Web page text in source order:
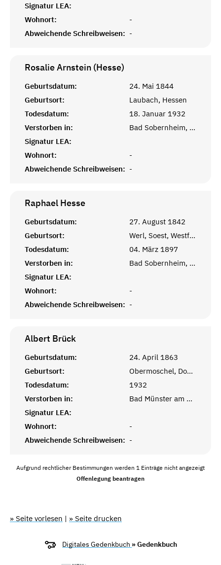
Signatur LEA:
Wohnort:
-
Abweichende Schreibweisen: -
Rosalie Arnstein (Hesse)
Geburtsdatum:
24. Mai 1844
Geburtsort:
Laubach, Hessen
Todesdatum:
18. Januar 1932
Verstorben in:
Bad Sobernheim, Kreuznach, Pfalz
Signatur LEA:
Wohnort:
-
Abweichende Schreibweisen: -
Raphael Hesse
Geburtsdatum:
27. August 1842
Geburtsort:
Werl, Soest, Westfalen
Todesdatum:
04. März 1897
Verstorben in:
Bad Sobernheim, Kreuznach, Pfalz
Signatur LEA:
Wohnort:
-
Abweichende Schreibweisen: -
Albert Brück
Geburtsdatum:
24. April 1863
Geburtsort:
Obermoschel, Donnersberg, Rheinprovinz
Todesdatum:
1932
Verstorben in:
Bad Münster am Stein, Bad Kreuznach, Rheinprovinz
Signatur LEA:
Wohnort:
-
Abweichende Schreibweisen: -
Aufgrund rechtlicher Bestimmungen werden 1 Einträge nicht angezeigt
Offenlegung beantragen
» Seite vorlesen | » Seite drucken
Digitales Gedenkbuch » Gedenkbuch